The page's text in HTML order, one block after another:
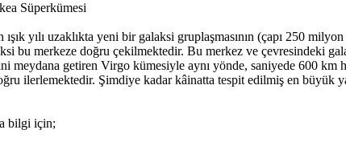
Süperkümesi
yılı uzaklıkta yeni bir galaksi gruplaşmasının (çapı 250
bu merkeze doğru çekilmektedir. Bu merkez ve çevresindeki
meydana getiren Virgo kümesiyle aynı yönde, saniyede 600
ilerlemektedir. Şimdiye kadar kâinatta tespit edilmiş en büyük
bilgi için;